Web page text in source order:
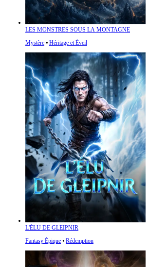
LES MONSTRES SOUS LA MONTAGNE
Mystère ⦁ Héritage et Éveil
L'ÉLU DE GLEIPNIR
Fantasy Épique ⦁ Rédemption